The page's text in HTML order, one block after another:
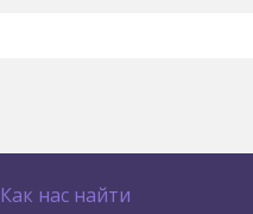
Как нас найти